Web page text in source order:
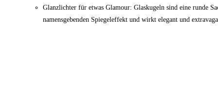
Glanzlichter für etwas Glamour: Glaskugeln sind eine runde
namensgebenden Spiegeleffekt und wirkt elegant und